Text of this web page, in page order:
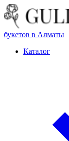
букетов в Алматы
Каталог